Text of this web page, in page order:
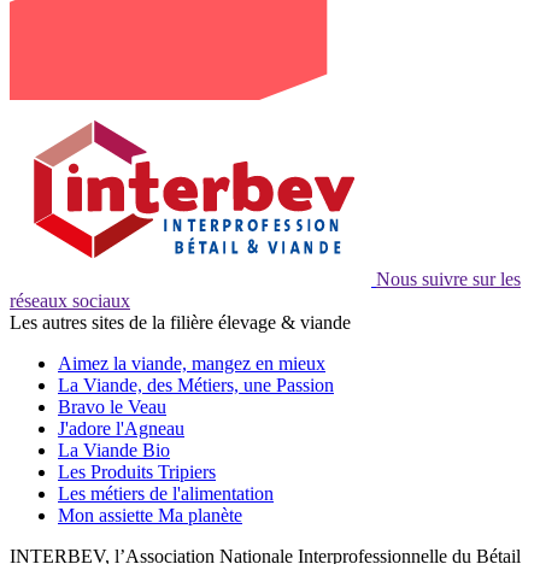
Nous suivre sur les
réseaux sociaux
Les autres sites de la filière élevage & viande
Aimez la viande, mangez en mieux
La Viande, des Métiers, une Passion
Bravo le Veau
J'adore l'Agneau
La Viande Bio
Les Produits Tripiers
Les métiers de l'alimentation
Mon assiette Ma planète
INTERBEV, l’Association Nationale Interprofessionnelle du Bétail